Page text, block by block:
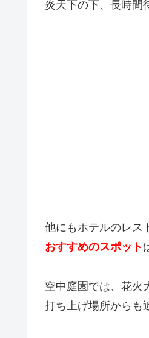
炎天下の下、長時間
他にもホテルのレス
おすすめのスポット
空中庭園では、花火
打ち上げ場所からも